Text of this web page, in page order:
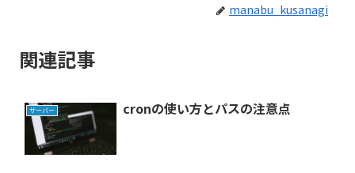
manabu_kusanagi
関連記事
サーバー cronの使い方とパスの注意点